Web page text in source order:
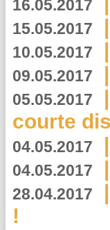
16.05.2017
15.05.2017 |
10.05.2017 |
09.05.2017 |
05.05.2017 |
courte
04.05.2017 |
04.05.2017 |
28.04.2017 |
!